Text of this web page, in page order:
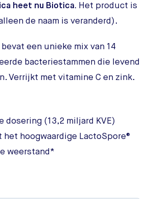
heet nu Biotica. Het product is
de naam is veranderd).
een unieke mix van 14
bacteriestammen die levend
Verrijkt met vitamine C en zink.
dosering (13,2 miljard KVE)
het hoogwaardige LactoSpore®
weerstand*